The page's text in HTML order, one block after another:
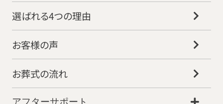
選ばれる4つの理由
お客様の声
お葬式の流れ